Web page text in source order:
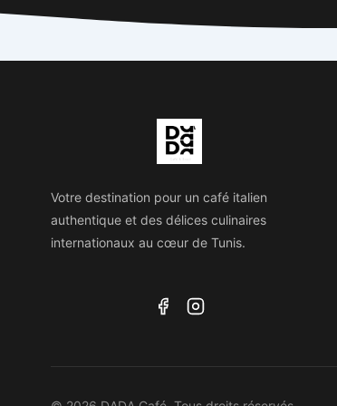
Votre destination pour un café italien
authentique et des délices culinaires
internationaux au cœur de Tunis.